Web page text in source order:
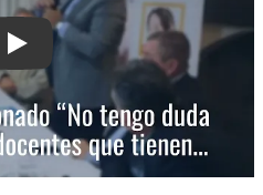
Play: Robert Silva en Maldonado: